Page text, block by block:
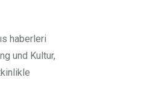
haberleri
und Kultur,